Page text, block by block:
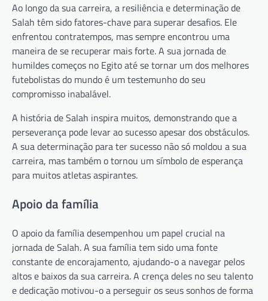
Ao longo da sua carreira, a resiliência e determinação de
Salah têm sido fatores-chave para superar desafios. Ele
enfrentou contratempos, mas sempre encontrou uma
maneira de se recuperar mais forte. A sua jornada de
humildes começos no Egito até se tornar um dos melhores
futebolistas do mundo é um testemunho do seu
compromisso inabalável.
A história de Salah inspira muitos, demonstrando que a
perseverança pode levar ao sucesso apesar dos obstáculos.
A sua determinação para ter sucesso não só moldou a sua
carreira, mas também o tornou um símbolo de esperança
para muitos atletas aspirantes.
Apoio da família
O apoio da família desempenhou um papel crucial na
jornada de Salah. A sua família tem sido uma fonte
constante de encorajamento, ajudando-o a navegar pelos
altos e baixos da sua carreira. A crença deles no seu talento
e dedicação motivou-o a perseguir os seus sonhos de forma